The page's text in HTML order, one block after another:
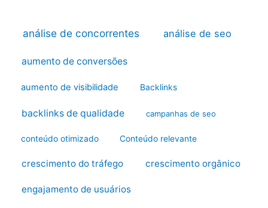
análise de concorrentes análise de seo
aumento de conversões
aumento de visibilidade Backlinks
backlinks de qualidade campanhas de seo
conteúdo otimizado Conteúdo relevante
crescimento do tráfego crescimento orgânico
engajamento de usuários